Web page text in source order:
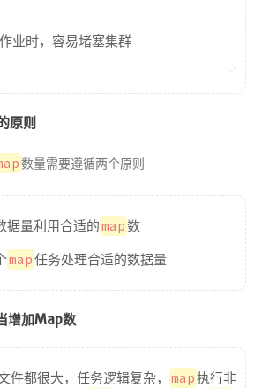
业时，容易堵塞集群
原则
数量需要遵循两个原则
据量利用合适的map数
map任务处理合适的数据量
增加Map数
件都很大，任务逻辑复杂， map执行非